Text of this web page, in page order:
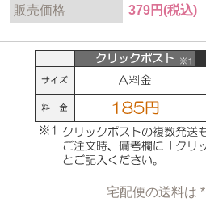
販売価格
379円(税込)
宅配便の送料は *